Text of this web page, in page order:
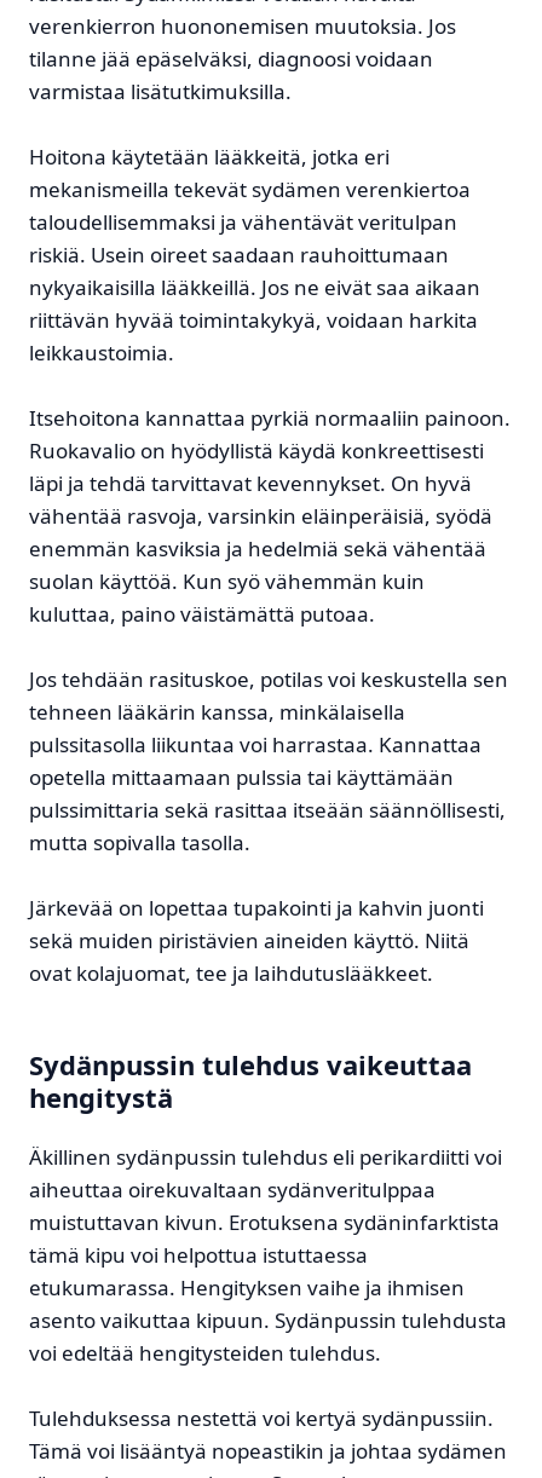
verenkierron huononemisen muutoksia. Jos
tilanne jää epäselväksi, diagnoosi voidaan
varmistaa lisätutkimuksilla.
Hoitona käytetään lääkkeitä, jotka eri
mekanismeilla tekevät sydämen verenkiertoa
taloudellisemmaksi ja vähentävät veritulpan
riskiä. Usein oireet saadaan rauhoittumaan
nykyaikaisilla lääkkeillä. Jos ne eivät saa aikaan
riittävän hyvää toimintakykyä, voidaan harkita
leikkaustoimia.
Itsehoitona kannattaa pyrkiä normaaliin painoon.
Ruokavalio on hyödyllistä käydä konkreettisesti
läpi ja tehdä tarvittavat kevennykset. On hyvä
vähentää rasvoja, varsinkin eläinperäisiä, syödä
enemmän kasviksia ja hedelmiä sekä vähentää
suolan käyttöä. Kun syö vähemmän kuin
kuluttaa, paino väistämättä putoaa.
Jos tehdään rasituskoe, potilas voi keskustella sen
tehneen lääkärin kanssa, minkälaisella
pulssitasolla liikuntaa voi harrastaa. Kannattaa
opetella mittaamaan pulssia tai käyttämään
pulssimittaria sekä rasittaa itseään säännöllisesti,
mutta sopivalla tasolla.
Järkevää on lopettaa tupakointi ja kahvin juonti
sekä muiden piristävien aineiden käyttö. Niitä
ovat kolajuomat, tee ja laihdutuslääkkeet.
Sydänpussin tulehdus vaikeuttaa
hengitystä
Äkillinen sydänpussin tulehdus eli perikardiitti voi
aiheuttaa oirekuvaltaan sydänveritulppaa
muistuttavan kivun. Erotuksena sydäninfarktista
tämä kipu voi helpottua istuttaessa
etukumarassa. Hengityksen vaihe ja ihmisen
asento vaikuttaa kipuun. Sydänpussin tulehdusta
voi edeltää hengitysteiden tulehdus.
Tulehduksessa nestettä voi kertyä sydänpussiin.
Tämä voi lisääntyä nopeastikin ja johtaa sydämen